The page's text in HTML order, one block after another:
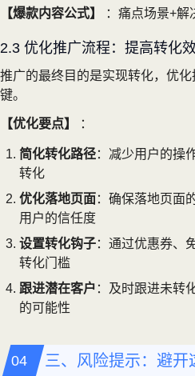
【爆款内容公式】 ：痛点场景+解
2.3 优化推广流程：提高转化
推广的最终目的是实现转化，优
键。
【优化要点】 ：
简化转化路径：减少用户的操
转化
优化落地页面：确保落地页面
用户的信任度
设置转化钩子：通过优惠券、
转化门槛
跟进潜在客户 ：及时跟进未转
的可能性
三、风险提示：避